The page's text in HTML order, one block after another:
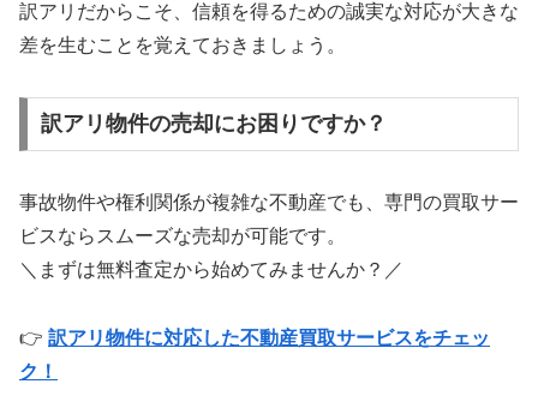
訳アリだからこそ、信頼を得るための誠実な対応が大きな
差を生むことを覚えておきましょう。
訳アリ物件の売却にお困りですか？
事故物件や権利関係が複雑な不動産でも、専門の買取サー
ビスならスムーズな売却が可能です。
＼まずは無料査定から始めてみませんか？／
👉 訳アリ物件に対応した不動産買取サービスをチェッ
ク！